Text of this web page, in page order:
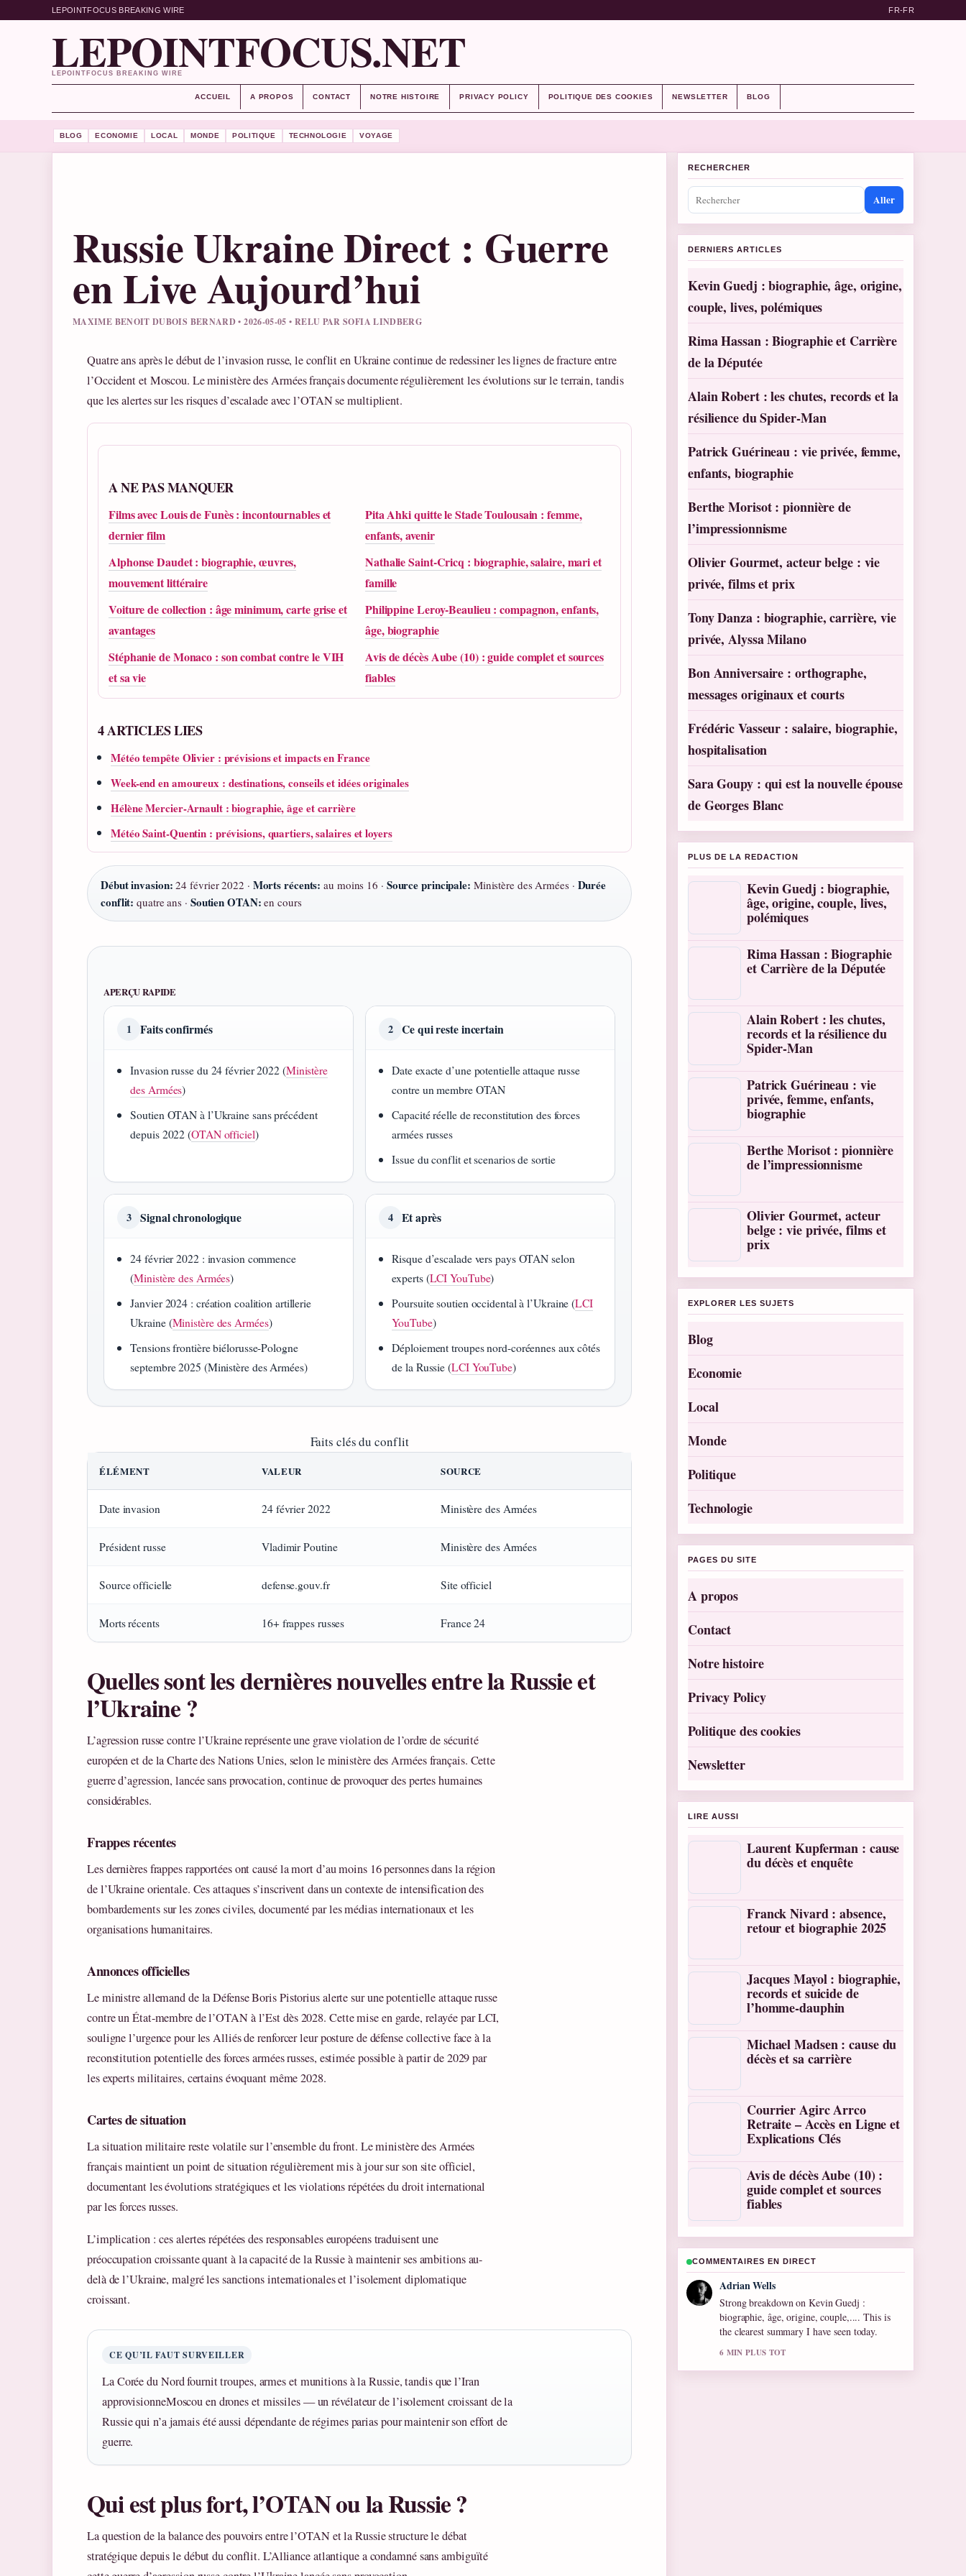
LEPOINTFOCUS BREAKING WIRE FR-FR
LEPOINTFOCUS.NET
LEPOINTFOCUS BREAKING WIRE
ACCUEIL A PROPOS CONTACT NOTRE HISTOIRE PRIVACY POLICY POLITIQUE DES COOKIES NEWSLETTER BLOG
BLOG ECONOMIE LOCAL MONDE POLITIQUE TECHNOLOGIE VOYAGE
Russie Ukraine Direct : Guerre
en Live Aujourd’hui
MAXIME BENOIT DUBOIS BERNARD • 2026-05-05 • RELU PAR SOFIA LINDBERG
Quatre ans après le début de l’invasion russe, le conflit en Ukraine continue de redessiner les lignes de fracture entre
l’Occident et Moscou. Le ministère des Armées français documente régulièrement les évolutions sur le terrain, tandis
que les alertes sur les risques d’escalade avec l’OTAN se multiplient.
A NE PAS MANQUER
Films avec Louis de Funès : incontournables et
dernier film
Pita Ahki quitte le Stade Toulousain : femme,
enfants, avenir
Alphonse Daudet : biographie, œuvres,
mouvement littéraire
Nathalie Saint-Cricq : biographie, salaire, mari et
famille
Voiture de collection : âge minimum, carte grise et
avantages
Philippine Leroy-Beaulieu : compagnon, enfants,
âge, biographie
Stéphanie de Monaco : son combat contre le VIH
et sa vie
Avis de décès Aube (10) : guide complet et sources
fiables
4 ARTICLES LIES
Météo tempête Olivier : prévisions et impacts en France
Week-end en amoureux : destinations, conseils et idées originales
Hélène Mercier-Arnault : biographie, âge et carrière
Météo Saint-Quentin : prévisions, quartiers, salaires et loyers
Début invasion: 24 février 2022 · Morts récents: au moins 16 · Source principale: Ministère des Armées · Durée
conflit: quatre ans · Soutien OTAN: en cours
APERÇU RAPIDE
1 Faits confirmés
Invasion russe du 24 février 2022 (Ministère
des Armées)
Soutien OTAN à l’Ukraine sans précédent
depuis 2022 (OTAN officiel)
2 Ce qui reste incertain
Date exacte d’une potentielle attaque russe
contre un membre OTAN
Capacité réelle de reconstitution des forces
armées russes
Issue du conflit et scenarios de sortie
3 Signal chronologique
24 février 2022 : invasion commence
(Ministère des Armées)
Janvier 2024 : création coalition artillerie
Ukraine (Ministère des Armées)
Tensions frontière biélorusse-Pologne
septembre 2025 (Ministère des Armées)
4 Et après
Risque d’escalade vers pays OTAN selon
experts (LCI YouTube)
Poursuite soutien occidental à l’Ukraine (LCI
YouTube)
Déploiement troupes nord-coréennes aux côtés
de la Russie (LCI YouTube)
Faits clés du conflit
ÉLÉMENT VALEUR SOURCE
Date invasion 24 février 2022 Ministère des Armées
Président russe Vladimir Poutine Ministère des Armées
Source officielle defense.gouv.fr Site officiel
Morts récents 16+ frappes russes France 24
Quelles sont les dernières nouvelles entre la Russie et
l’Ukraine ?
L’agression russe contre l’Ukraine représente une grave violation de l’ordre de sécurité
européen et de la Charte des Nations Unies, selon le ministère des Armées français. Cette
guerre d’agression, lancée sans provocation, continue de provoquer des pertes humaines
considérables.
Frappes récentes
Les dernières frappes rapportées ont causé la mort d’au moins 16 personnes dans la région
de l’Ukraine orientale. Ces attaques s’inscrivent dans un contexte de intensification des
bombardements sur les zones civiles, documenté par les médias internationaux et les
organisations humanitaires.
Annonces officielles
Le ministre allemand de la Défense Boris Pistorius alerte sur une potentielle attaque russe
contre un État-membre de l’OTAN à l’Est dès 2028. Cette mise en garde, relayée par LCI,
souligne l’urgence pour les Alliés de renforcer leur posture de défense collective face à la
reconstitution potentielle des forces armées russes, estimée possible à partir de 2029 par
les experts militaires, certains évoquant même 2028.
Cartes de situation
La situation militaire reste volatile sur l’ensemble du front. Le ministère des Armées
français maintient un point de situation régulièrement mis à jour sur son site officiel,
documentant les évolutions stratégiques et les violations répétées du droit international
par les forces russes.
L’implication : ces alertes répétées des responsables européens traduisent une
préoccupation croissante quant à la capacité de la Russie à maintenir ses ambitions au-
delà de l’Ukraine, malgré les sanctions internationales et l’isolement diplomatique
croissant.
CE QU’IL FAUT SURVEILLER
La Corée du Nord fournit troupes, armes et munitions à la Russie, tandis que l’Iran
approvisionneMoscou en drones et missiles — un révélateur de l’isolement croissant de la
Russie qui n’a jamais été aussi dépendante de régimes parias pour maintenir son effort de
guerre.
Qui est plus fort, l’OTAN ou la Russie ?
La question de la balance des pouvoirs entre l’OTAN et la Russie structure le débat
stratégique depuis le début du conflit. L’Alliance atlantique a condamné sans ambiguïté
RECHERCHER
Aller
DERNIERS ARTICLES
Kevin Guedj : biographie, âge, origine,
couple, lives, polémiques
Rima Hassan : Biographie et Carrière
de la Députée
Alain Robert : les chutes, records et la
résilience du Spider-Man
Patrick Guérineau : vie privée, femme,
enfants, biographie
Berthe Morisot : pionnière de
l’impressionnisme
Olivier Gourmet, acteur belge : vie
privée, films et prix
Tony Danza : biographie, carrière, vie
privée, Alyssa Milano
Bon Anniversaire : orthographe,
messages originaux et courts
Frédéric Vasseur : salaire, biographie,
hospitalisation
Sara Goupy : qui est la nouvelle épouse
de Georges Blanc
PLUS DE LA REDACTION
Kevin Guedj : biographie,
âge, origine, couple, lives,
polémiques
Rima Hassan : Biographie
et Carrière de la Députée
Alain Robert : les chutes,
records et la résilience du
Spider-Man
Patrick Guérineau : vie
privée, femme, enfants,
biographie
Berthe Morisot : pionnière
de l’impressionnisme
Olivier Gourmet, acteur
belge : vie privée, films et
prix
EXPLORER LES SUJETS
Blog
Economie
Local
Monde
Politique
Technologie
PAGES DU SITE
A propos
Contact
Notre histoire
Privacy Policy
Politique des cookies
Newsletter
LIRE AUSSI
Laurent Kupferman : cause
du décès et enquête
Franck Nivard : absence,
retour et biographie 2025
Jacques Mayol : biographie,
records et suicide de
l’homme-dauphin
Michael Madsen : cause du
décès et sa carrière
Courrier Agirc Arrco
Retraite – Accès en Ligne et
Explications Clés
Avis de décès Aube (10) :
guide complet et sources
fiables
COMMENTAIRES EN DIRECT
Sara Lind
Following Rima Hassan : Biographie et
Carrière de... closely - appreciate the balanced
tone here.
8 MIN PLUS TOT